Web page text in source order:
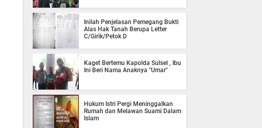
Inilah Penjelasan Pemegang Bukti
Alas Hak Tanah Berupa Letter
C/Girik/Petok D
Kaget Bertemu Kapolda Sulsel , Ibu
Ini Beri Nama Anaknya "Umar"
Hukum Istri Pergi Meninggalkan
Rumah dan Melawan Suami Dalam
Islam